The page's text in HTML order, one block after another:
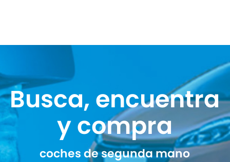
Busca, encuentra
y compra
coches de segunda mano